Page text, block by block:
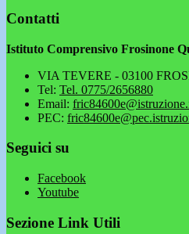
Contatti
Istituto Comprensivo Frosinone
VIA TEVERE - 03100
Tel: Tel. 0775/2656880
Email:
PEC:
Seguici su
Facebook
Youtube
Sezione Link Utili